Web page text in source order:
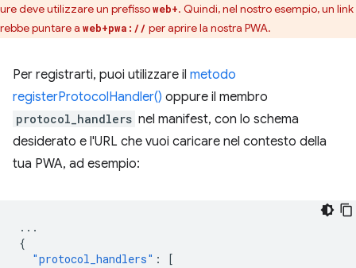
deve utilizzare un prefissoweb+. Quindi, nel nostro esempio, un link
puntare a web+pwa:// per aprire la nostra PWA.
Per registrarti, puoi utilizzare il metodo
registerProtocolHandler() oppure il membro
protocol_handlers nel manifest, con lo schema
desiderato e l'URL che vuoi caricare nel contesto della
tua PWA, ad esempio:
...
{
"protocol_handlers" :
[